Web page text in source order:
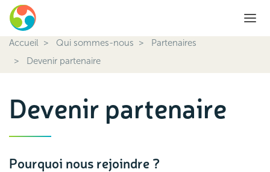
Accueil Qui sommes-nous
Partenaires
Devenir partenaire
Devenir partenaire
Pourquoi nous rejoindre ?